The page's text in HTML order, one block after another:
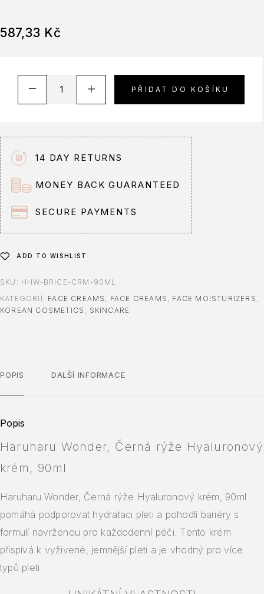
587,33 Kč
PŘIDAT DO KOŠÍKU
r
n
a
t
i
v
14 DAY RETURNS
MONEY BACK GUARANTEED
SECURE PAYMENTS
ADD TO WISHLIST
SKU: HHW-BRICE-CRM-90ML
KATEGORIÍ: FACE CREAMS , FACE CREAMS , FACE MOISTURIZERS ,
KOREAN COSMETICS , SKINCARE
POPIS DALŠÍ INFORMACE
Popis
Haruharu Wonder, Černá rýže Hyaluronový
krém, 90ml
Haruharu Wonder, Černá rýže Hyaluronový krém, 90ml
pomáhá podporovat hydrataci pleti a pohodlí bariéry s
formulí navrženou pro každodenní péči. Tento krém
přispívá k vyživené, jemnější pleti a je vhodný pro více
typů pleti.